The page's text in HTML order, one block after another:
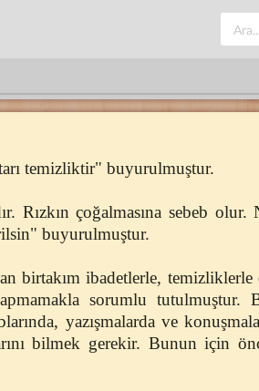
temizliktir" buyurulmuştur.
Rızkın çoğalmasına sebeb
buyurulmuştur.
birtakım ibadetlerle, temizliklerle
sorumlu tutulmuştur.
yazışmalarda ve
bilmek gerekir. Bunun için